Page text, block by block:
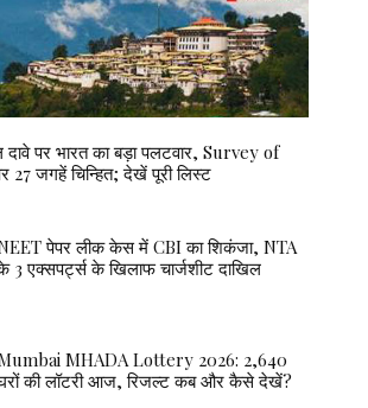
पर भारत का बड़ा पलटवार, Survey of
जगहें चिन्हित; देखें पूरी लिस्ट
पेपर लीक केस में CBI का शिकंजा, NTA
3 एक्सपर्ट्स के खिलाफ चार्जशीट दाखिल
MHADA Lottery 2026: 2,640
की लॉटरी आज, रिजल्ट कब और कैसे देखें?